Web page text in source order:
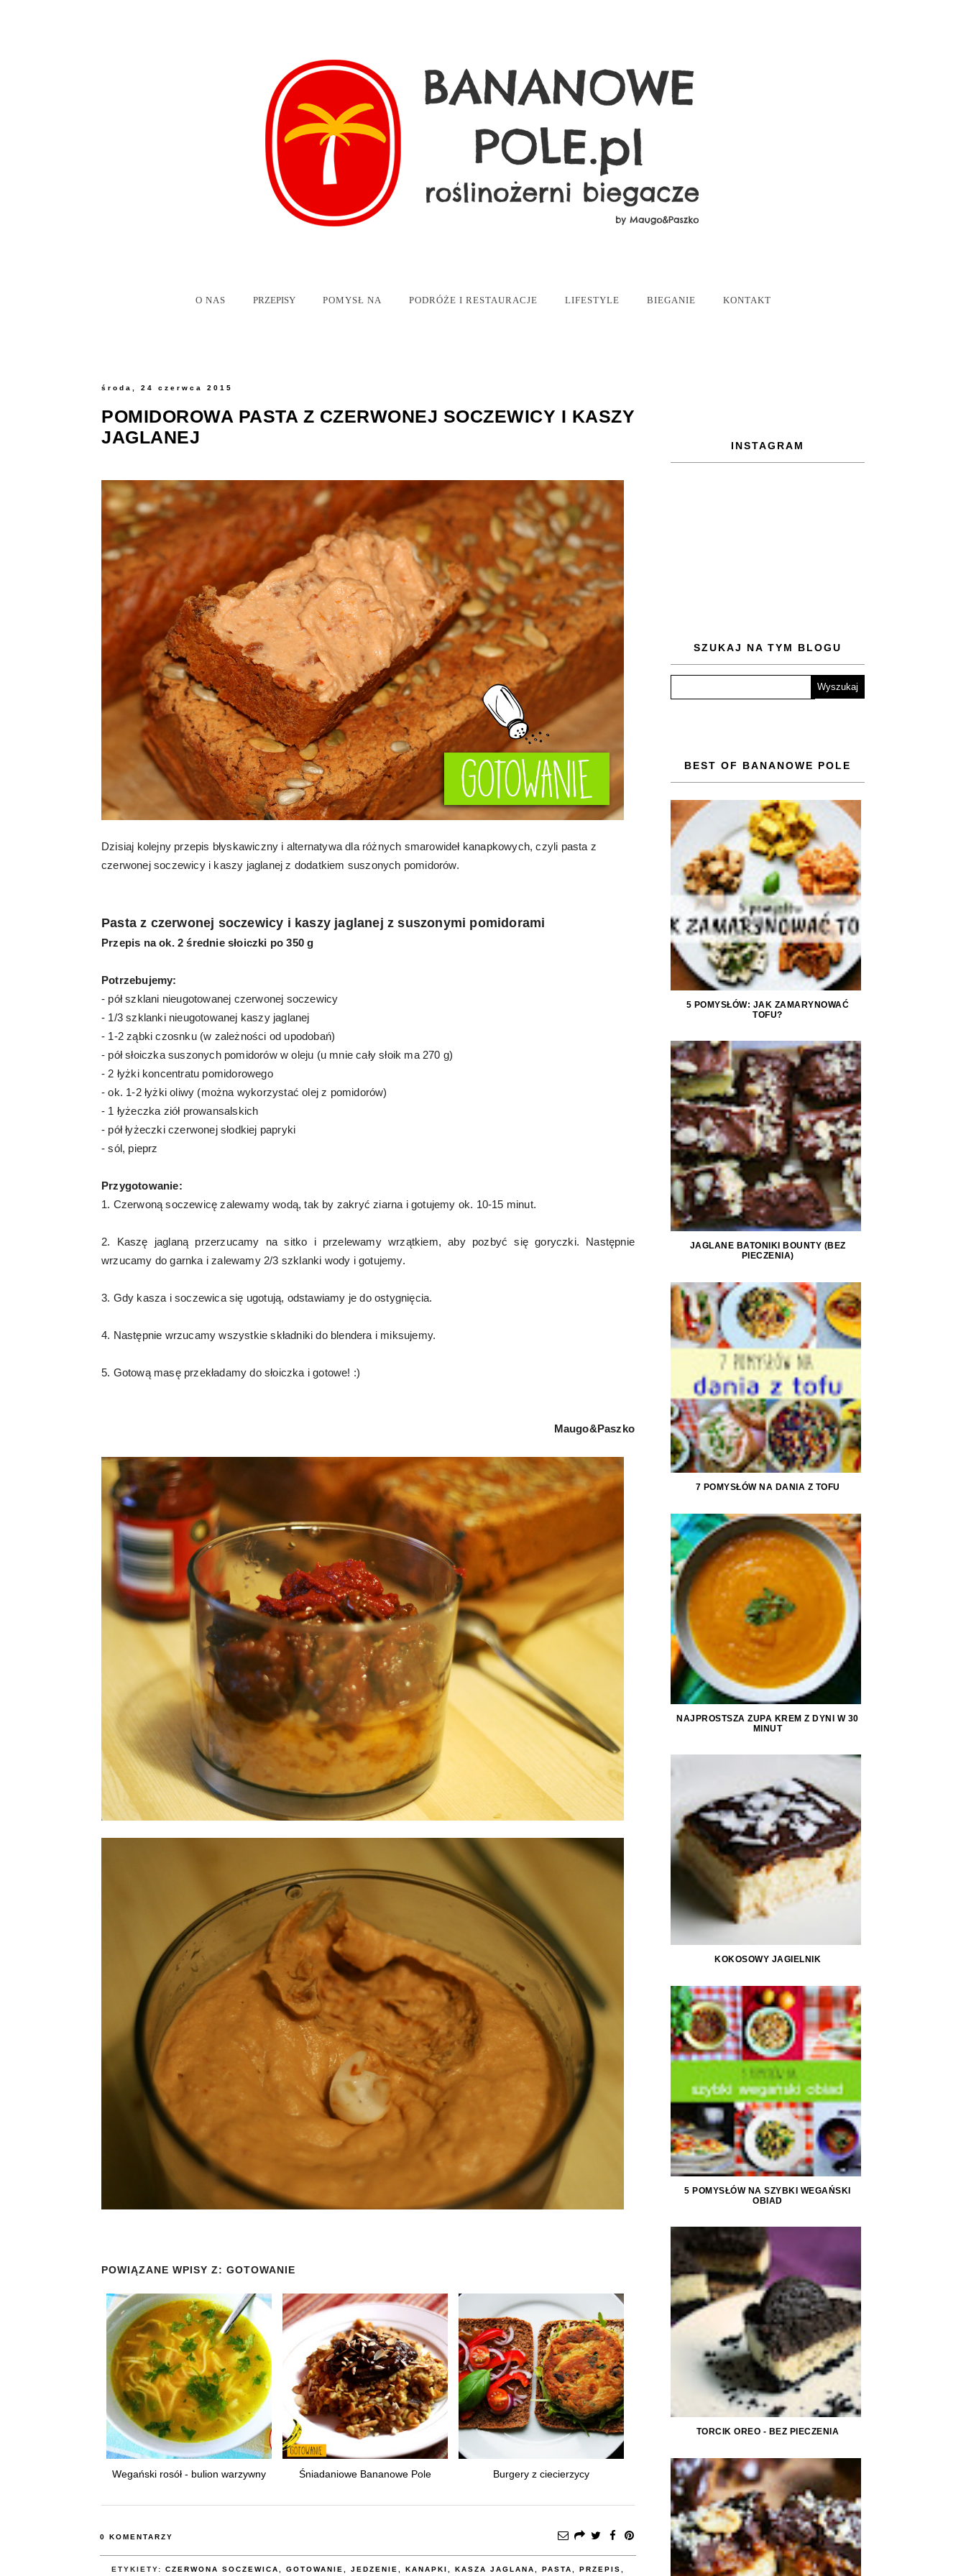
O NAS PRZEPISY POMYSŁ NA PODRÓŻE I RESTAURACJE LIFESTYLE BIEGANIE KONTAKT
środa, 24 czerwca 2015
POMIDOROWA PASTA Z CZERWONEJ SOCZEWICY I KASZY
JAGLANEJ
Dzisiaj kolejny przepis błyskawiczny i alternatywa dla różnych smarowideł kanapkowych, czyli pasta z
czerwonej soczewicy i kaszy jaglanej z dodatkiem suszonych pomidorów.
Pasta z czerwonej soczewicy i kaszy jaglanej z suszonymi pomidorami
Przepis na ok. 2 średnie słoiczki po 350 g
Potrzebujemy:
- pół szklani nieugotowanej czerwonej soczewicy
- 1/3 szklanki nieugotowanej kaszy jaglanej
- 1-2 ząbki czosnku (w zależności od upodobań)
- pół słoiczka suszonych pomidorów w oleju (u mnie cały słoik ma 270 g)
- 2 łyżki koncentratu pomidorowego
- ok. 1-2 łyżki oliwy (można wykorzystać olej z pomidorów)
- 1 łyżeczka ziół prowansalskich
- pół łyżeczki czerwonej słodkiej papryki
- sól, pieprz
Przygotowanie:
1. Czerwoną soczewicę zalewamy wodą, tak by zakryć ziarna i gotujemy ok. 10-15 minut.
2. Kaszę jaglaną przerzucamy na sitko i przelewamy wrzątkiem, aby pozbyć się goryczki. Następnie
wrzucamy do garnka i zalewamy 2/3 szklanki wody i gotujemy.
3. Gdy kasza i soczewica się ugotują, odstawiamy je do ostygnięcia.
4. Następnie wrzucamy wszystkie składniki do blendera i miksujemy.
5. Gotową masę przekładamy do słoiczka i gotowe! :)
Maugo&Paszko
POWIĄZANE WPISY Z: GOTOWANIE
Wegański rosół - bulion warzywny Śniadaniowe Bananowe Pole Burgery z ciecierzycy
0 KOMENTARZY
ETYKIETY: CZERWONA SOCZEWICA GOTOWANIE JEDZENIE KANAPKI KASZA JAGLANA PASTA PRZEPIS
INSTAGRAM
SZUKAJ NA TYM BLOGU
BEST OF BANANOWE POLE
5 POMYSŁÓW: JAK ZAMARYNOWAĆ
TOFU?
JAGLANE BATONIKI BOUNTY (BEZ
PIECZENIA)
7 POMYSŁÓW NA DANIA Z TOFU
NAJPROSTSZA ZUPA KREM Z DYNI W 30
MINUT
KOKOSOWY JAGIELNIK
5 POMYSŁÓW NA SZYBKI WEGAŃSKI
OBIAD
TORCIK OREO - BEZ PIECZENIA